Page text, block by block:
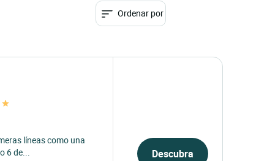
Ordenar por
líneas como una
6 de...
Descubra